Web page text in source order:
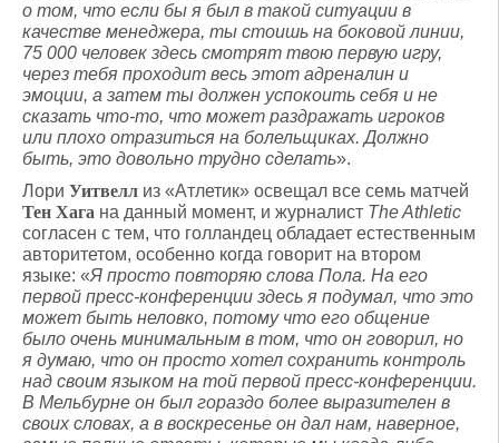
о том, что если бы я был в такой ситуации в
качестве менеджера, ты стоишь на боковой линии,
75 000 человек здесь смотрят твою первую игру,
через тебя проходит весь этот адреналин и
эмоции, а затем ты должен успокоить себя и не
сказать что-то, что может раздражать игроков
или плохо отразиться на болельщиках. Должно
быть, это довольно трудно сделать».
Лори Уитвелл из «Атлетик» освещал все семь матчей
Тен Хага на данный момент, и журналист The Athletic
согласен с тем, что голландец обладает естественным
авторитетом, особенно когда говорит на втором
языке: «Я просто повторяю слова Пола. На его
первой пресс-конференции здесь я подумал, что это
может быть неловко, потому что его общение
было очень минимальным в том, что он говорил, но
я думаю, что он просто хотел сохранить контроль
над своим языком на той первой пресс-конференции.
В Мельбурне он был гораздо более выразителен в
своих словах, а в воскресенье он дал нам, наверное,